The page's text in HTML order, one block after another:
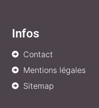
Infos
Contact
Mentions légales
Sitemap